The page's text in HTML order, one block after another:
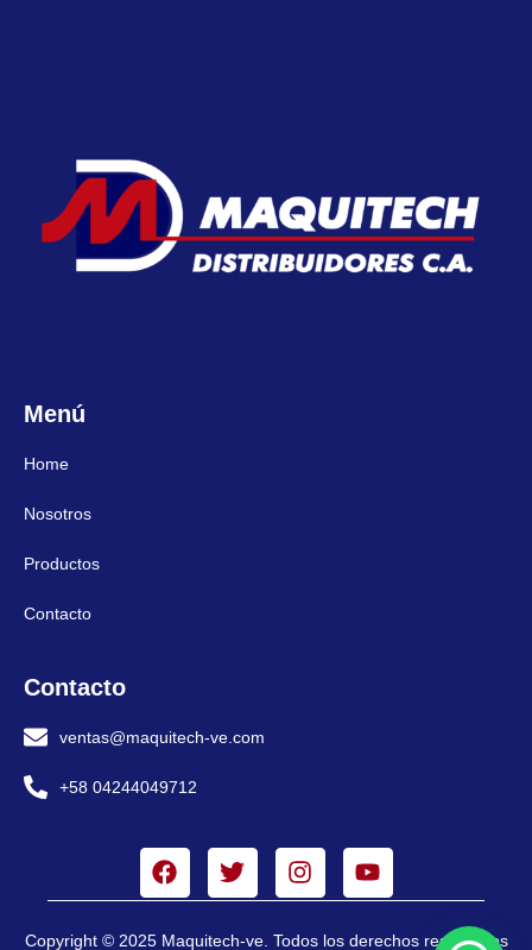
Menú
Home
Nosotros
Productos
Contacto
Contacto
ventas@maquitech-ve.com
+58 04244049712
Copyright © 2025 Maquitech-ve. Todos los derechos reservados